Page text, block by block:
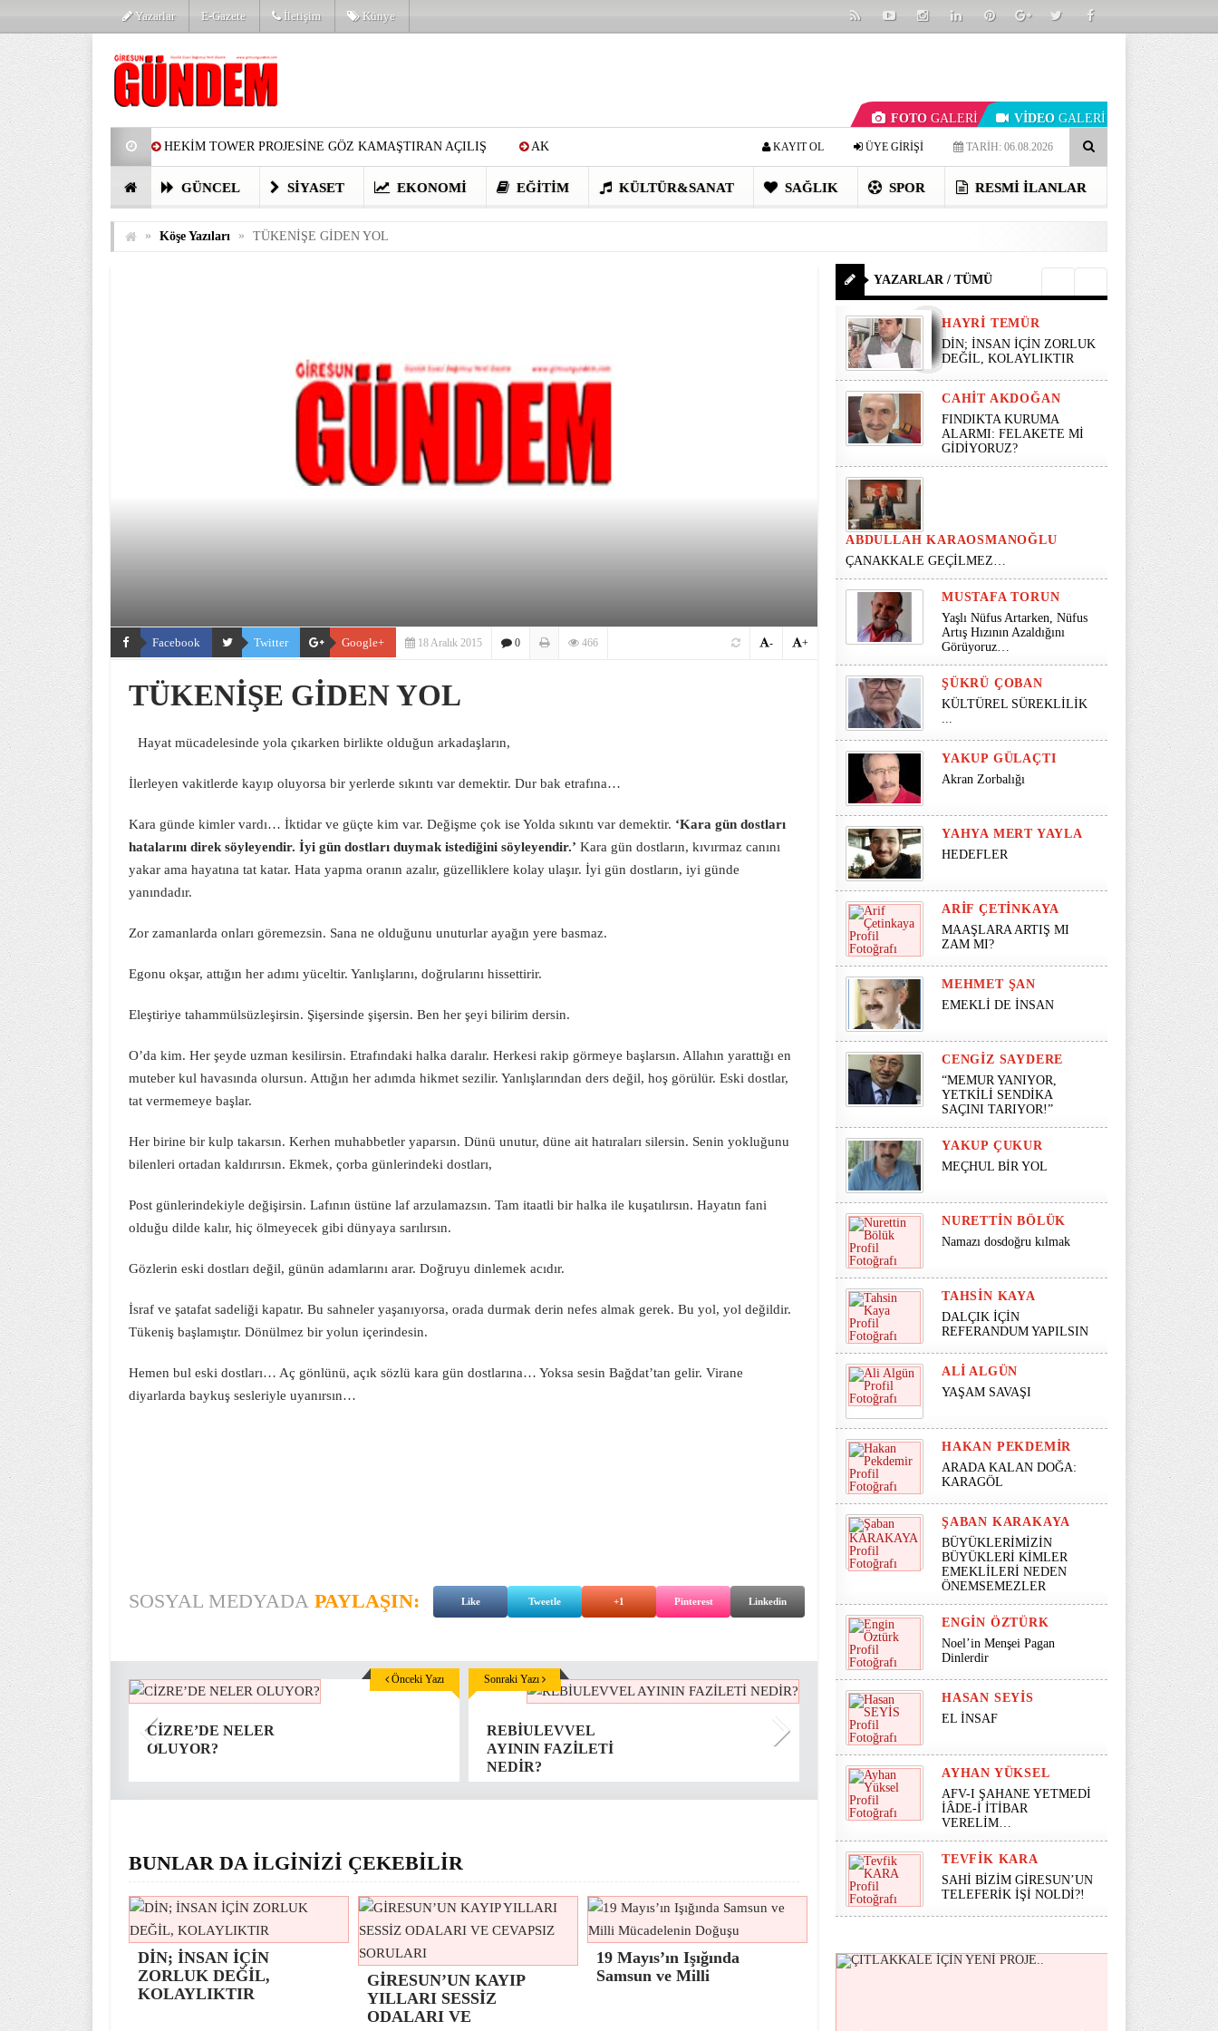
Yazarlar E-Gazete İletişim Künye
FOTO GALERİ VİDEO GALERİ
HEKİM TOWER PROJESİNE GÖZ KAMAŞTIRAN AÇILIŞ AK
PARTİ’DE YENİ YÜZLER HARUN CİCİ: VİDEOYU GÖRÜNCE
TARİH: 06.08.2026
ÜYE GİRİŞİ
KAYIT OL
GÜNCEL SIYASET EKONOMI EĞITIM KÜLTÜR&SANAT SAĞLIK SPOR RESMI İLANLAR
» Köşe Yazıları » TÜKENİŞE GİDEN YOL
Facebook Twitter Google+ 18 Aralık 2015 0 466 +
-
TÜKENİŞE GİDEN YOL
Hayat mücadelesinde yola çıkarken birlikte olduğun arkadaşların,
İlerleyen vakitlerde kayıp oluyorsa bir yerlerde sıkıntı var demektir. Dur bak etrafına…
Kara günde kimler vardı… İktidar ve güçte kim var. Değişme çok ise Yolda sıkıntı var demektir. ‘Kara gün dostları
hatalarını direk söyleyendir. İyi gün dostları duymak istediğini söyleyendir.’ Kara gün dostların, kıvırmaz canını
yakar ama hayatına tat katar. Hata yapma oranın azalır, güzelliklere kolay ulaşır. İyi gün dostların, iyi günde
yanındadır.
Zor zamanlarda onları göremezsin. Sana ne olduğunu unuturlar ayağın yere basmaz.
Egonu okşar, attığın her adımı yüceltir. Yanlışlarını, doğrularını hissettirir.
Eleştiriye tahammülsüzleşirsin. Şişersinde şişersin. Ben her şeyi bilirim dersin.
O’da kim. Her şeyde uzman kesilirsin. Etrafındaki halka daralır. Herkesi rakip görmeye başlarsın. Allahın yarattığı en
muteber kul havasında olursun. Attığın her adımda hikmet sezilir. Yanlışlarından ders değil, hoş görülür. Eski dostlar,
tat vermemeye başlar.
Her birine bir kulp takarsın. Kerhen muhabbetler yaparsın. Dünü unutur, düne ait hatıraları silersin. Senin yokluğunu
bilenleri ortadan kaldırırsın. Ekmek, çorba günlerindeki dostları,
Post günlerindekiyle değişirsin. Lafının üstüne laf arzulamazsın. Tam itaatli bir halka ile kuşatılırsın. Hayatın fani
olduğu dilde kalır, hiç ölmeyecek gibi dünyaya sarılırsın.
Gözlerin eski dostları değil, günün adamlarını arar. Doğruyu dinlemek acıdır.
İsraf ve şatafat sadeliği kapatır. Bu sahneler yaşanıyorsa, orada durmak derin nefes almak gerek. Bu yol, yol değildir.
Tükeniş başlamıştır. Dönülmez bir yolun içerindesin.
Hemen bul eski dostları… Aç gönlünü, açık sözlü kara gün dostlarına… Yoksa sesin Bağdat’tan gelir. Virane
diyarlarda baykuş sesleriyle uyanırsın…
SOSYAL MEDYADA PAYLAŞIN: Like Tweetle +1 Pinterest Linkedin
CİZRE’DE NELER
OLUYOR?
Önceki Yazı
REBİULEVVEL
AYININ FAZİLETİ
NEDİR?
Sonraki Yazı
BUNLAR DA İLGİNİZİ ÇEKEBİLİR
DİN; İNSAN İÇİN
ZORLUK DEĞİL,
KOLAYLIKTIR
GİRESUN’UN KAYIP
YILLARI SESSİZ
ODALARI VE
19 Mayıs’ın Işığında
Samsun ve Milli
YAZARLAR / TÜMÜ
HAYRI TEMÜR
DİN; İNSAN İÇİN ZORLUK
DEĞİL, KOLAYLIKTIR
CAHIT AKDOĞAN
FINDIKTA KURUMA
ALARMI: FELAKETE Mİ
GİDİYORUZ?
ABDULLAH KARAOSMANOĞLU
ÇANAKKALE GEÇİLMEZ…
MUSTAFA TORUN
Yaşlı Nüfus Artarken, Nüfus
Artış Hızının Azaldığını
Görüyoruz…
ŞÜKRÜ ÇOBAN
KÜLTÜREL SÜREKLİLİK
...
YAKUP GÜLAÇTI
Akran Zorbalığı
YAHYA MERT YAYLA
HEDEFLER
ARIF ÇETINKAYA
MAAŞLARA ARTIŞ MI
ZAM MI?
MEHMET ŞAN
EMEKLİ DE İNSAN
CENGIZ SAYDERE
“MEMUR YANIYOR,
YETKİLİ SENDİKA
SAÇINI TARIYOR!”
YAKUP ÇUKUR
MEÇHUL BİR YOL
NURETTIN BÖLÜK
Namazı dosdoğru kılmak
TAHSIN KAYA
DALÇIK İÇİN
REFERANDUM YAPILSIN
ALI ALGÜN
YAŞAM SAVAŞI
HAKAN PEKDEMIR
ARADA KALAN DOĞA:
KARAGÖL
ŞABAN KARAKAYA
BÜYÜKLERİMİZİN
BÜYÜKLERİ KİMLER
EMEKLİLERİ NEDEN
ÖNEMSEMEZLER
ENGIN ÖZTÜRK
Noel’in Menşei Pagan
Dinlerdir
HASAN SEYİS
EL İNSAF
AYHAN YÜKSEL
AFV-I ŞAHANE YETMEDİ
İÂDE-İ İTİBAR
VERELİM…
TEVFIK KARA
SAHİ BİZİM GİRESUN’UN
TELEFERİK İŞİ NOLDİ?!